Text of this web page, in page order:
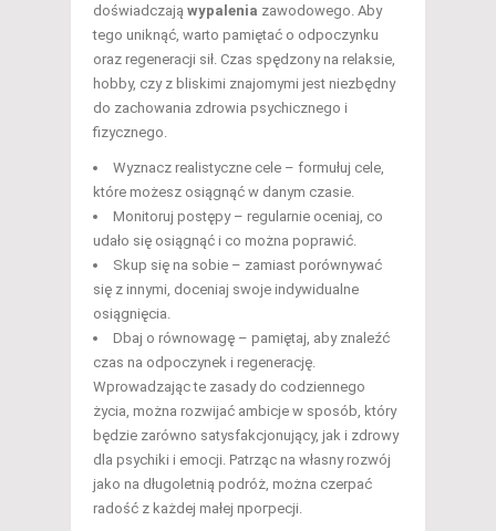
doświadczają wypalenia zawodowego. Aby
tego uniknąć, warto pamiętać o odpoczynku
oraz regeneracji sił. Czas spędzony na relaksie,
hobby, czy z bliskimi znajomymi jest niezbędny
do zachowania zdrowia psychicznego i
fizycznego.
Wyznacz realistyczne cele – formułuj cele,
które możesz osiągnąć w danym czasie.
Monitoruj postępy – regularnie oceniaj, co
udało się osiągnąć i co można poprawić.
Skup się na sobie – zamiast porównywać
się z innymi, doceniaj swoje indywidualne
osiągnięcia.
Dbaj o równowagę – pamiętaj, aby znaleźć
czas na odpoczynek i regenerację.
Wprowadzając te zasady do codziennego
życia, można rozwijać ambicje w sposób, który
będzie zarówno satysfakcjonujący, jak i zdrowy
dla psychiki i emocji. Patrząc na własny rozwój
jako na długoletnią podróż, można czerpać
radość z każdej małej прогресji.